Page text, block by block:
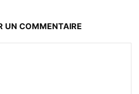
UN COMMENTAIRE